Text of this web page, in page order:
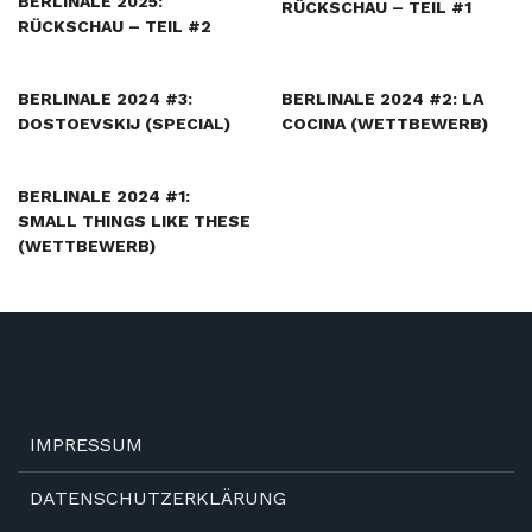
RÜCKSCHAU – TEIL #2
RÜCKSCHAU – TEIL #1
BERLINALE 2024 #3:
DOSTOEVSKIJ (SPECIAL)
BERLINALE 2024 #2: LA
COCINA (WETTBEWERB)
BERLINALE 2024 #1:
SMALL THINGS LIKE THESE
(WETTBEWERB)
IMPRESSUM
DATENSCHUTZERKLÄRUNG